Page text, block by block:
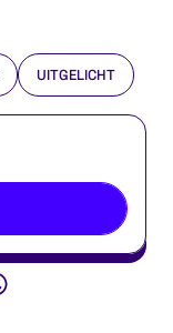
UITGELICHT